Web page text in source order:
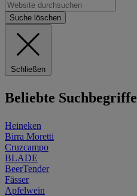
Suche löschen
Schließen
Beliebte Suchbegriffe
Heineken
Birra Moretti
Cruzcampo
BLADE
BeerTender
Fässer
Apfelwein